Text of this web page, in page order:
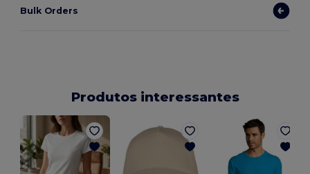
Bulk Orders
Produtos interessantes